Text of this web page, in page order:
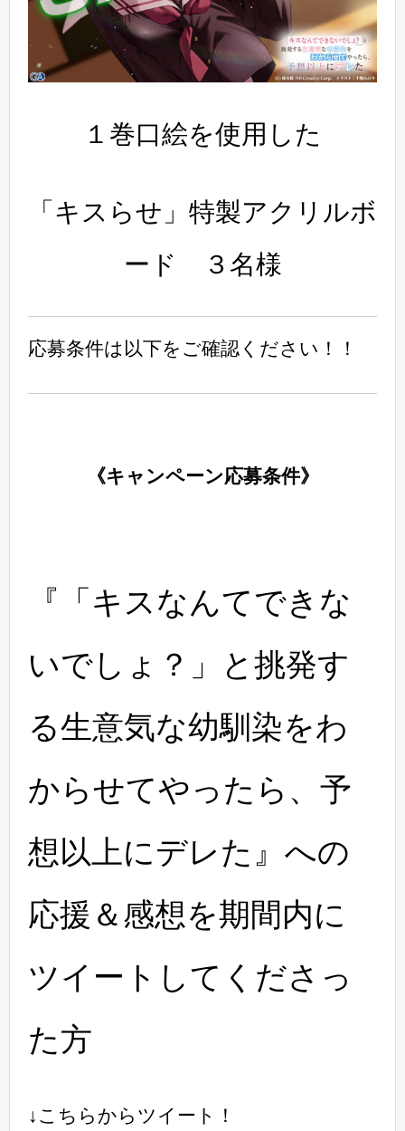
１巻口絵を使用した
「キスらせ」特製アクリルボ
ード ３名様
応募条件は以下をご確認ください！！
《キャンペーン応募条件》
『「キスなんてできな
いでしょ？」と挑発す
る生意気な幼馴染をわ
からせてやったら、予
想以上にデレた』への
応援＆感想を期間内に
ツイートしてくださっ
た方
↓こちらからツイート！